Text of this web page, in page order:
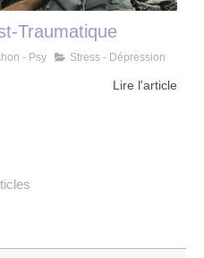
Traumatique
- Psy Stress - Dépression
Lire l'article